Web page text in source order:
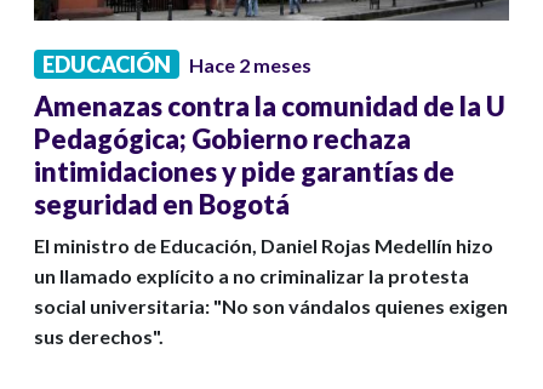
EDUCACIÓN Hace 2 meses
Amenazas contra la comunidad de la U
Pedagógica; Gobierno rechaza
intimidaciones y pide garantías de
seguridad en Bogotá
El ministro de Educación, Daniel Rojas Medellín hizo
un llamado explícito a no criminalizar la protesta
social universitaria: "No son vándalos quienes exigen
sus derechos".